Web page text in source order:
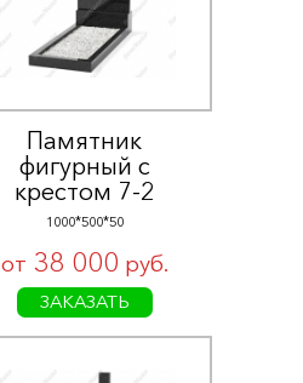
Памятник
фигурный с
крестом 7-2
1000*500*50
от 38 000 руб.
ЗАКАЗАТЬ